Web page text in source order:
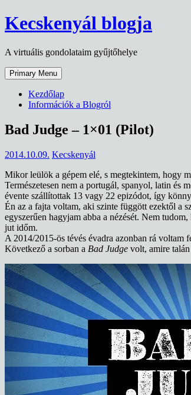
Skip
to
Kecskenyál blogja
A virtuális gondolataim gyűjtőhelye
Primary Menu
Kezdőlap
Információk a Blogról
Bad Judge – 1×01 (Pilot)
2014.10.09. Kecskenyál
Mikor leülök a gépem elé, s megtekintem, hogy
Természetesen nem a portugál, spanyol, latin és
évente szállítottak 13 vagy 22 epizódot, így
Én az a fajta voltam, aki szinte függött ezektől a
egyszerűen hagyjam abba a nézését. Nem
jut időm.
A 2014/2015-ös tévés évadra azonban rá voltam
Következő a sorban a Bad Judge volt, amire